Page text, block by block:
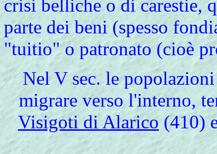
crisi belliche o di carestie,
parte dei beni (spesso
"tuitio" o patronato (cioè
NelV sec. le
migrare verso l'interno,
Visigoti di Alarico(410)